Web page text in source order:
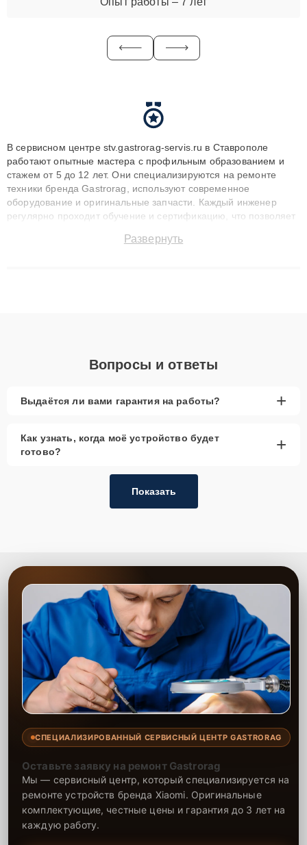
В сервисном центре stv.gastrorag-servis.ru в Ставрополе
работают опытные мастера с профильным образованием и
стажем от 5 до 12 лет. Они специализируются на ремонте
техники бренда Gastrorag, используют современное
оборудование и оригинальные запчасти. Каждый инженер
регулярно проходит обучение и сертификацию, что позволяет
технику с сохранением гарантии до 3 лет. Наши мастера
Развернуть
Вопросы и ответы
Выдаётся ли вами гарантия на работы? +
Как узнать, когда моё устройство будет
готово?
+
Показать
СПЕЦИАЛИЗИРОВАННЫЙ СЕРВИСНЫЙ ЦЕНТР GASTRORAG
Оставьте заявку на ремонт Gastrorag
Мы — сервисный центр, который специализируется на
ремонте устройств бренда Xiaomi. Оригинальные
комплектующие, честные цены и гарантия до 3 лет на
каждую работу.